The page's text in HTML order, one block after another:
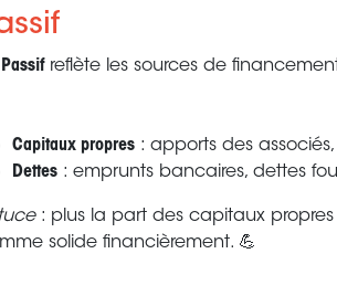
Passifreflète les sources de
Capitaux propres : apports des
Dettes : emprunts bancaires, dettes
: plus la part des capitaux propres
solide financièrement. 💪